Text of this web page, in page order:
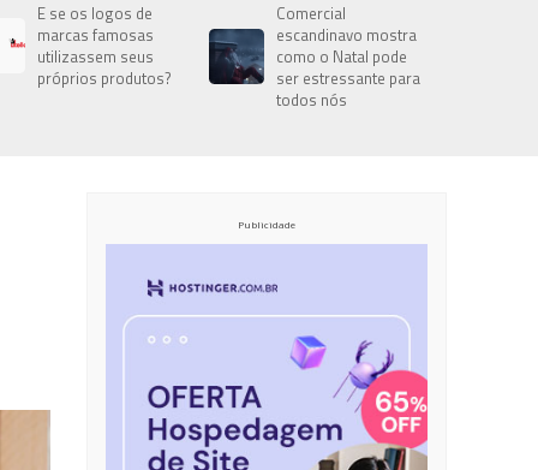
E se os logos de
marcas famosas
utilizassem seus
próprios produtos?
Comercial
escandinavo mostra
como o Natal pode
ser estressante para
todos nós
Publicidade